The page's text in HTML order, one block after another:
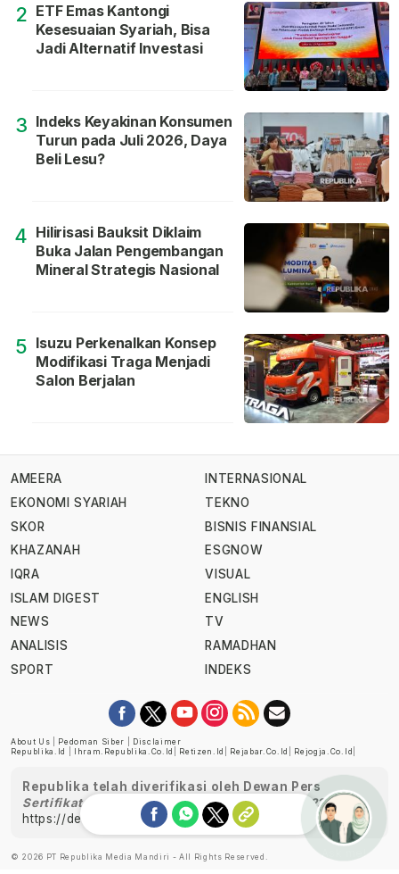
2 ETF Emas Kantongi
Kesesuaian Syariah, Bisa
Jadi Alternatif Investasi
3 Indeks Keyakinan Konsumen
Turun pada Juli 2026, Daya
Beli Lesu?
4 Hilirisasi Bauksit Diklaim
Buka Jalan Pengembangan
Mineral Strategis Nasional
5 Isuzu Perkenalkan Konsep
Modifikasi Traga Menjadi
Salon Berjalan
AMEERA
EKONOMI SYARIAH
SKOR
KHAZANAH
IQRA
ISLAM DIGEST
NEWS
ANALISIS
SPORT
INTERNASIONAL
TEKNO
BISNIS FINANSIAL
ESGNOW
VISUAL
ENGLISH
TV
RAMADHAN
INDEKS
About Us Pedoman Siber
Disclaimer
Republika.id
Ihram.republika.co.id Retizen.id Rejabar.co.id Rejogja.co.id
Republika telah diverifikasi oleh Dewan Pers
Sertifikat Nomor 1058/DP-Verifikasi/K/XII/2022
https://dewanpers.or.id/data/perusahaanpers
© 2026 PT Republika Media Mandiri - All Rights Reserved. Ask me!